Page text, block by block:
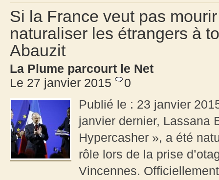
Si la France veut pas
naturaliser les étrangers à
Abauzit
La Plume parcourt le Net
Le 27 janvier 2015
0
Publié le : 23 janvier
janvier dernier, Lassana
Hypercasher », a été
rôle lors de la prise
Vincennes.